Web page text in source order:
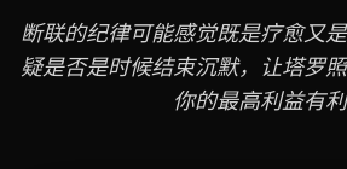
断联的纪律可能感觉既是疗愈又
疑是否是时候结束沉默，让塔罗
你的最高利益有利